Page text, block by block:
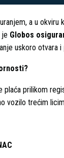
a u
je Globos
uskoro otvara i
plaća prilikom
vozilo trećim